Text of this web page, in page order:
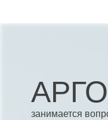
занимается